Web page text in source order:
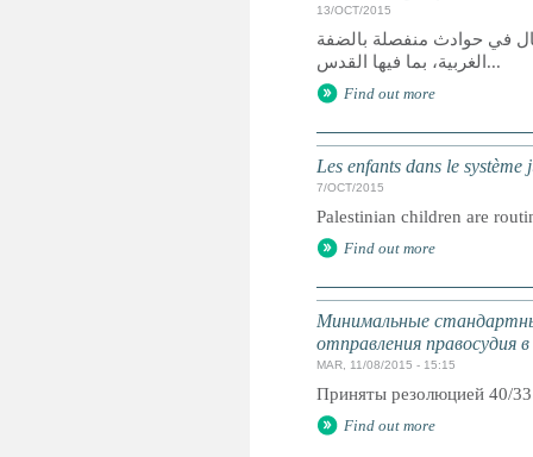
13/OCT/2015
ستة أطفال في حوادث منفصلة بالضفة
الغربية، بما فيها القدس...
Find out more
Les enfants dans le
7/OCT/2015
Palestinian children are
Find out more
Минимальные
отправления правосудия
MAR, 11/08/2015 - 15:15
Приняты резолюцией 40/
Find out more